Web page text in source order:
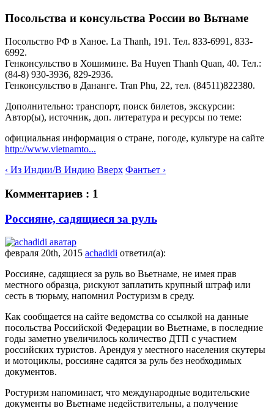
Посольства и консульства России во Вьтнаме
Посольство РФ в Ханое. La Thanh, 191. Тел. 833-6991, 833-
6992.
Генконсульство в Хошимине. Ba Huyen Thanh Quan, 40. Тел.:
(84-8) 930-3936, 829-2936.
Генконсульство в Дананге. Tran Phu, 22, тел. (84511)822380.
Дополнительно: транспорт, поиск билетов, экскурсии:
Автор(ы), источник, доп. литература и ресурсы по теме:
официальная информация о стране, погоде, культуре на сайте
http://www.vietnamto...
‹ Из Индии/В Индию Вверх Фантьет ›
Комментариев : 1
Россияне, садящиеся за руль
февраля 20th, 2015 achadidi ответил(а):
Россияне, садящиеся за руль во Вьетнаме, не имея прав
местного образца, рискуют заплатить крупный штраф или
сесть в тюрьму, напомнил Ростуризм в среду.
Как сообщается на сайте ведомства со ссылкой на данные
посольства Российской Федерации во Вьетнаме, в последние
годы заметно увеличилось количество ДТП с участием
российских туристов. Арендуя у местного населения скутеры
и мотоциклы, россияне садятся за руль без необходимых
документов.
Ростуризм напоминает, что международные водительские
документы во Вьетнаме недействительны, а получение